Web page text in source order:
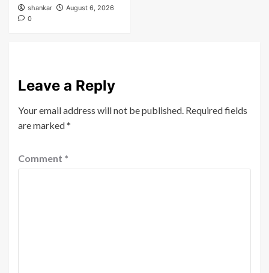
shankar
August 6, 2026
0
Leave a Reply
Your email address will not be published. Required fields
are marked*
Comment *